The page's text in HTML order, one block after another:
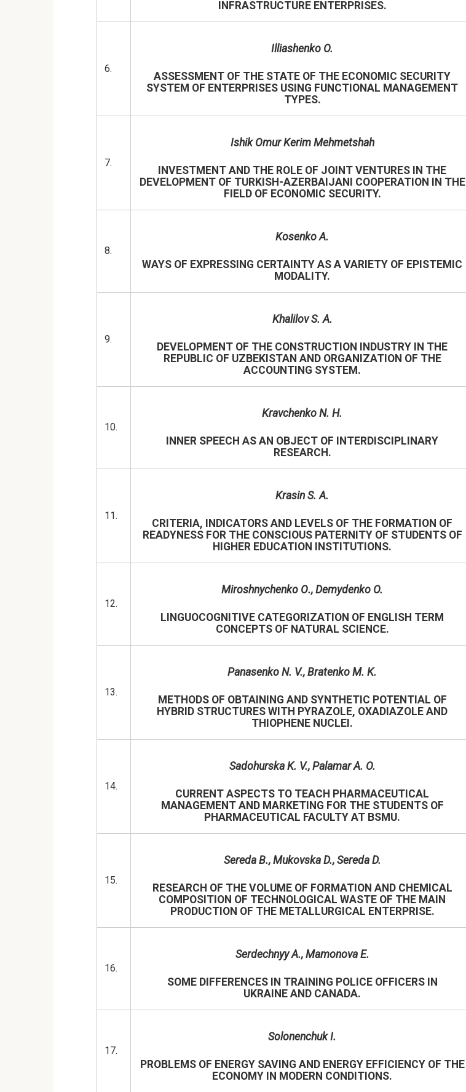
INFRASTRUCTURE ENTERPRISES.
6.
Illiashenko O.
ASSESSMENT OF THE STATE OF THE ECONOMIC SECURITY
SYSTEM OF ENTERPRISES USING FUNCTIONAL MANAGEMENT
TYPES.
7.
Ishik Omur Kerim Mehmetshah
INVESTMENT AND THE ROLE OF JOINT VENTURES IN THE
DEVELOPMENT OF TURKISH-AZERBAIJANI COOPERATION IN THE
FIELD OF ECONOMIC SECURITY.
8.
Kosenko A.
WAYS OF EXPRESSING CERTAINTY AS A VARIETY OF EPISTEMIC
MODALITY.
9.
Khalilov S. A.
DEVELOPMENT OF THE CONSTRUCTION INDUSTRY IN THE
REPUBLIC OF UZBEKISTAN AND ORGANIZATION OF THE
ACCOUNTING SYSTEM.
10.
Kravchenko N. H.
INNER SPEECH AS AN OBJECT OF INTERDISCIPLINARY
RESEARCH.
11.
Krasin S. A.
CRITERIA, INDICATORS AND LEVELS OF THE FORMATION OF
READYNESS FOR THE CONSCIOUS PATERNITY OF STUDENTS OF
HIGHER EDUCATION INSTITUTIONS.
12.
Miroshnychenko О., Demydenko O.
LINGUOCOGNITIVE CATEGORIZATION OF ENGLISH TERM
CONCEPTS OF NATURAL SCIENCE.
13.
Panasenko N. V., Bratenko M. K.
METHODS OF OBTAINING AND SYNTHETIC POTENTIAL OF
HYBRID STRUCTURES WITH PYRAZOLE, OXADIAZOLE AND
THIOPHENE NUCLEI.
14.
Sadohurska K. V., Palamar A. O.
CURRENT ASPECTS TO TEACH PHARMACEUTICAL
MANAGEMENT AND MARKETING FOR THE STUDENTS OF
PHARMACEUTICAL FACULTY AT BSMU.
15.
Sereda B., Mukovska D., Sereda D.
RESEARCH OF THE VOLUME OF FORMATION AND CHEMICAL
COMPOSITION OF TECHNOLOGICAL WASTE OF THE MAIN
PRODUCTION OF THE METALLURGICAL ENTERPRISE.
16.
Serdechnyy A., Mamonova E.
SOME DIFFERENCES IN TRAINING POLICE OFFICERS IN
UKRAINE AND CANADA.
17.
Solonenchuk I.
PROBLEMS OF ENERGY SAVING AND ENERGY EFFICIENCY OF THE
ECONOMY IN MODERN CONDITIONS.